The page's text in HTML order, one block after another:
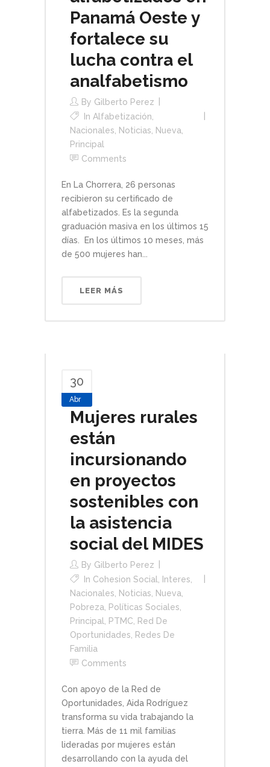
Panamá Oeste y
fortalece su
lucha contra el
analfabetismo
By Gilberto Perez
In Alfabetización
Nacionales
Noticias Nueva
Principal
Comments
En La Chorrera, 26 personas
recibieron su certificado de
alfabetizados. Es la segunda
graduación masiva en los últimos 15
días. En los últimos 10 meses, más
de 500 mujeres han...
LEER MÁS
30
Abr
Mujeres rurales
están
incursionando
en proyectos
sostenibles con
la asistencia
social del MIDES
By Gilberto Perez
In Cohesion Social Interes
Nacionales
Noticias Nueva
Pobreza
Políticas Sociales
Principal
PTMC
Red De
Oportunidades
Redes De
Familia
Comments
Con apoyo de la Red de
Oportunidades, Aida Rodríguez
transforma su vida trabajando la
tierra. Más de 11 mil familias
lideradas por mujeres están
desarrollando con la ayuda del